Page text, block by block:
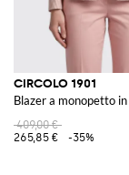
CIRCOLO 1901
Blazer a monopetto
409,00 €
265,85 €
-35%